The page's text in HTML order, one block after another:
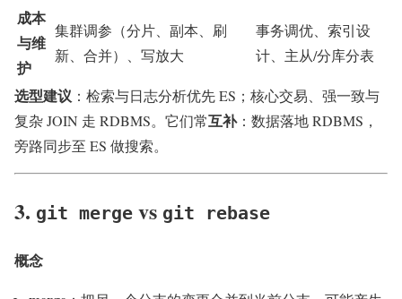
成本
与维
护
集群调参（分片、副本、刷
新、合并）、写放大
事务调优、索引设
计、主从/分库分表
选型建议 ：检索与日志分析优先 ES；核心交易、强一致与
复杂 JOIN 走 RDBMS。它们常互补：数据落地 RDBMS，
旁路同步至 ES 做搜索。
3. git merge vs git rebase
概念